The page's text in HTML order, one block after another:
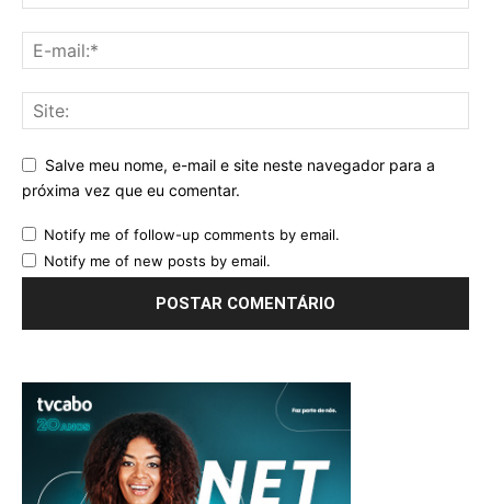
Salve meu nome, e-mail e site neste navegador para a
próxima vez que eu comentar.
Notify me of follow-up comments by email.
Notify me of new posts by email.